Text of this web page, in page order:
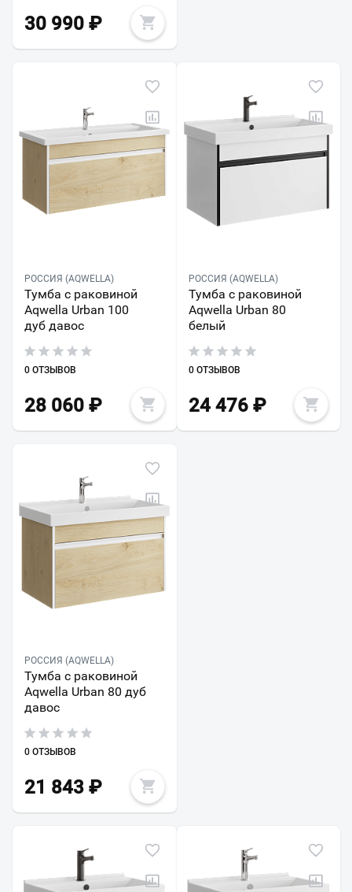
30 990 ₽
РОССИЯ (AQWELLA)
Тумба с раковиной
Aqwella Urban 100
дуб давос
0 ОТЗЫВОВ
28 060 ₽
РОССИЯ (AQWELLA)
Тумба с раковиной
Aqwella Urban 80
белый
0 ОТЗЫВОВ
24 476₽
РОССИЯ (AQWELLA)
Тумба с раковиной
Aqwella Urban 80 дуб
давос
0 ОТЗЫВОВ
21 843 ₽